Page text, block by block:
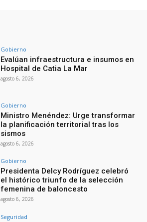
Gobierno
Evalúan infraestructura e insumos en
Hospital de Catia La Mar
agosto 6, 2026
Gobierno
Ministro Menéndez: Urge transformar
la planificación territorial tras los
sismos
agosto 6, 2026
Gobierno
Presidenta Delcy Rodríguez celebró
el histórico triunfo de la selección
femenina de baloncesto
agosto 6, 2026
Seguridad